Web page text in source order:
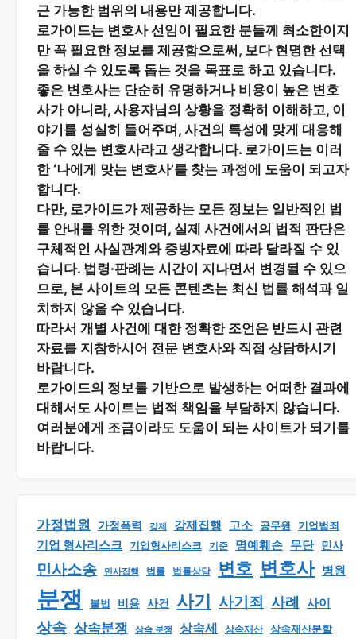
근 가능한 범위의 내용만 제공합니다.
로가이드는 변호사 선임이 필요한 분들께 최소한이지
만 꼭 필요한 정보를 제공함으로써, 보다 현명한 선택
을 하실 수 있도록 돕는 것을 목표로 하고 있습니다.
좋은 변호사는 단순히 유명하거나 비용이 높은 변호
사가 아니라, 사용자님의 상황을 정확히 이해하고, 이
야기를 성실히 들어주며, 사건의 특성에 맞게 대응해
줄 수 있는 변호사라고 생각합니다. 로가이드는 이러
한 ‘나에게 맞는 변호사’를 찾는 과정에 도움이 되고자
합니다.
다만, 로가이드가 제공하는 모든 정보는 일반적인 법
률 안내 를 위한 것이며, 실제 사건에서의 법적 판단은
구체적인 사실관계와 증빙자료에 따라 달라질 수 있
습니다. 법령·판례는 시간이 지나면서 변경될 수 있으
므로, 본 사이트의 모든 콘텐츠는 최신 법률 해석과 일
치하지 않을 수 있습니다.
따라서 개별 사건에 대한 정확한 조언은 반드시 관련
자료를 지참하시어 전문 변호사와 직접 상담하시기
바랍니다.
로가이드의 정보를 기반으로 발생하는 어떠한 결과에
대해서도 사이트는 법적 책임을 부담하지 않습니다.
여러분에게 조금이라도 도움이 되는 사이트가 되기를
바랍니다.
가정법원 가정폭력 강제 강제집행 고소 공무원 기업범죄
기업 형사리스크 기업형사리스크 기준 명예훼손 무단 민사
민사소송 민사집행 법률 법률상담 변호 변호사 병원
분쟁 불법 비용 사건 사기 사기죄 사례 사이
상속 상속분쟁 상속 분쟁 상속세 상속재산 상속재산분할